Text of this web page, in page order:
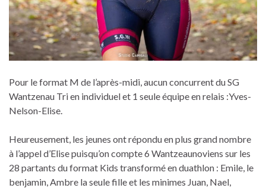
Pour le format M de l’après-midi, aucun concurrent du SG
Wantzenau Tri en individuel et 1 seule équipe en relais :Yves-
Nelson-Elise.
Heureusement, les jeunes ont répondu en plus grand nombre
à l’appel d’Elise puisqu’on compte 6 Wantzeaunoviens sur les
28 partants du format Kids transformé en duathlon : Emile, le
benjamin, Ambre la seule fille et les minimes Juan, Nael,